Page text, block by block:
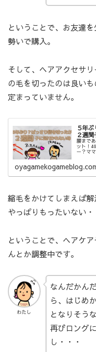
ということで、お友達
勢いで購入。
そして、ヘアアクセサ
の毛を切ったのは良い
定まっていません。
５年
２週
腰まで
ット！
ー？マ
もので
動した
縮毛をかけてしまえば
やっぱりもったいない・
ということで、ヘアケ
んとか調整中です。
わたし
なんだかん
ら、はじめ
となりそう
再びロング
し・・・